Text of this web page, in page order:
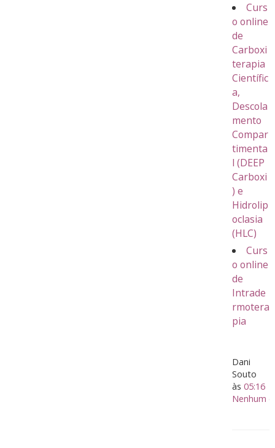
Curs
o online
de
Carboxi
terapia
Científic
a,
Descola
mento
Compar
timenta
l (DEEP
Carboxi
) e
Hidrolip
oclasia
(HLC)
Curs
o online
de
Intrade
rmotera
pia
Dani
Souto
às 05:16
Nenhum